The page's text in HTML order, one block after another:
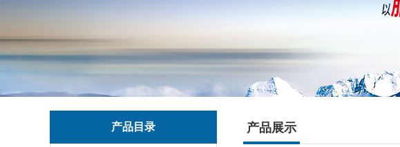
产品目录 产品展示